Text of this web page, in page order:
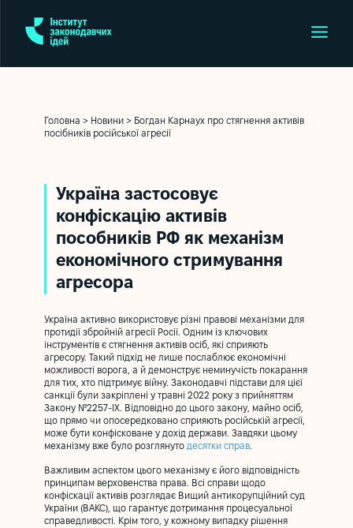
Головна > Новини > Богдан Карнаух про стягнення активів
посібників російської агресії
Україна застосовує
конфіскацію активів
пособників РФ як механізм
економічного стримування
агресора
Україна активно використовує різні правові механізми для
протидії збройній агресії Росії. Одним із ключових
інструментів є стягнення активів осіб, які сприяють
агресору. Такий підхід не лише послаблює економічні
можливості ворога, а й демонструє неминучість покарання
для тих, хто підтримує війну. Законодавчі підстави для цієї
санкції були закріплені у травні 2022 року з прийняттям
Закону №2257-ІХ. Відповідно до цього закону, майно осіб,
що прямо чи опосередковано сприяють російській агресії,
може бути конфісковане у дохід держави. Завдяки цьому
механізму вже було розглянуто десятки справ.
Важливим аспектом цього механізму є його відповідність
принципам верховенства права. Всі справи щодо
конфіскації активів розглядає Вищий антикорупційний суд
України (ВАКС), що гарантує дотримання процесуальної
справедливості. Крім того, у кожному випадку рішення